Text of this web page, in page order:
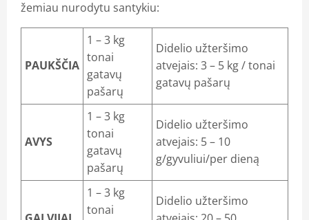
žemiau nurodytu santykiu:
PAUKŠČIA
1 – 3 kg
tonai
gatavų
pašarų
Didelio užteršimo
atvejais: 3 – 5 kg / tonai
gatavų pašarų
AVYS
1 – 3 kg
tonai
gatavų
pašarų
Didelio užteršimo
atvejais: 5 – 10
g/gyvuliui/per dieną
1 – 3 kg
tonai
Didelio užteršimo